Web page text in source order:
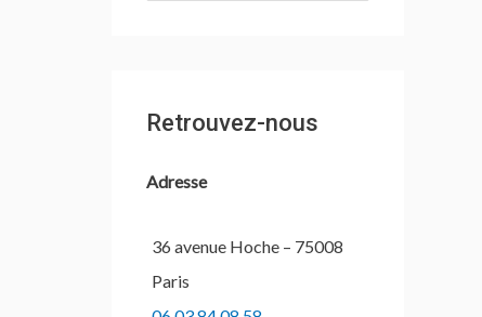
rRetrouvez-nous
Adresse
36 avenue Hoche – 75008
Paris